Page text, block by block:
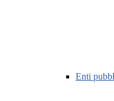
Enti